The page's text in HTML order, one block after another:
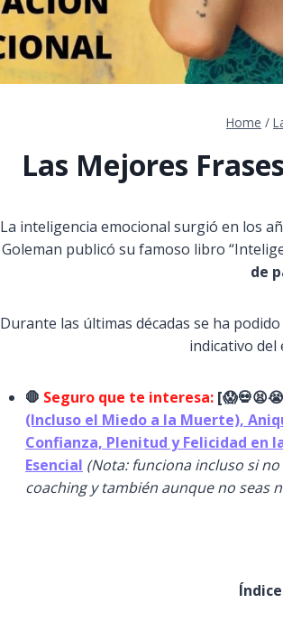
Home /
Las Mejores
La inteligencia emocional surgió en los
Goleman publicó su famoso libro
de
Durante las últimas décadas se ha
indicativo del
🛑 Seguro que te interesa: [😱
(Incluso el Miedo a la Muerte),
Confianza, Plenitud y Felicidad en
Esencial (Nota: funciona incluso si
coaching y también aunque no seas